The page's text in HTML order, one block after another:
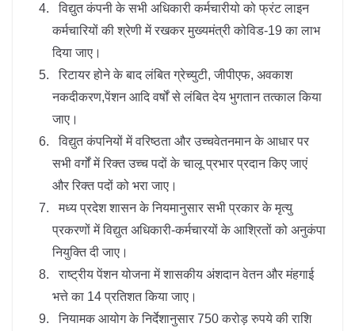
विद्युत कंपनी के सभी अधिकारी कर्मचारीयो को फ्रंट लाइन
कर्मचारियों की श्रेणी में रखकर मुख्यमंत्री कोविड-19 का लाभ
दिया जाए।
रिटायर होने के बाद लंबित ग्रेच्युटी, जीपीएफ, अवकाश
नकदीकरण,पेंशन आदि वर्षों से लंबित देय भुगतान तत्काल किया
जाए।
विद्युत कंपनियों में वरिष्ठता और उच्चवेतनमान के आधार पर
सभी वर्गों में रिक्त उच्च पदों के चालू प्रभार प्रदान किए जाएं
और रिक्त पदों को भरा जाए।
मध्य प्रदेश शासन के नियमानुसार सभी प्रकार के मृत्यु
प्रकरणों में विद्युत अधिकारी-कर्मचारयों के आश्रितों को अनुकंपा
नियुक्ति दी जाए।
राष्ट्रीय पेंशन योजना में शासकीय अंशदान वेतन और मंहगाई
भत्ते का 14 प्रतिशत किया जाए।
नियामक आयोग के निर्देशानुसार 750 करोड़ रुपये की राशि